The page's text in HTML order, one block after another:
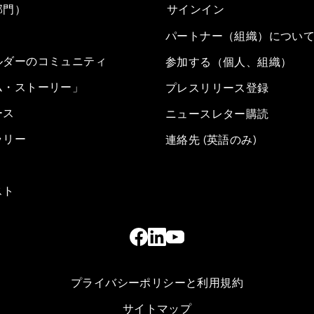
）
ーのコミュニティ
ストーリー」
リー
サインイン
パートナー（組織）につい
参加する（個人、組織）
プレスリリース登録
ニュースレター購読
連絡先 (英語のみ)
プライバシーポリシーと利用規約
サイトマップ